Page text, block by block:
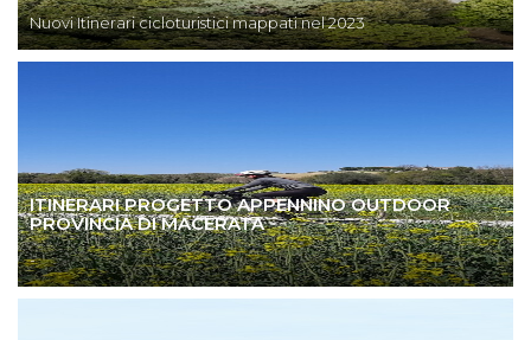
Nuovi Itinerari cicloturistici mappati nel 2023
ITINERARI PROGETTO APPENNINO OUTDOOR
PROVINCIA DI MACERATA
-